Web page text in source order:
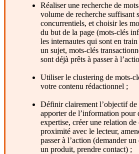
Réaliser une recherche de
volume de recherche suffisant
concurrentiels, et choisir les
du but de la page (mots-clés
les internautes qui sont en
un sujet, mots-clés
sont déjà prêts à passer à
Utiliser le clustering de mots-
votre contenu rédactionnel ;
Définir clairement l’objectif de
apporter de l’information pour
expertise, créer une relation
proximité avec le lecteur,
passer à l’action (demander
un produit, prendre contact) ;